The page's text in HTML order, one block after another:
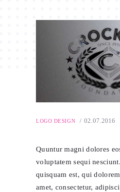
LOGO DESIGN 02.07.2016
Quuntur magni dolores
voluptatem sequi
quisquam est, qui
amet, consectetur,